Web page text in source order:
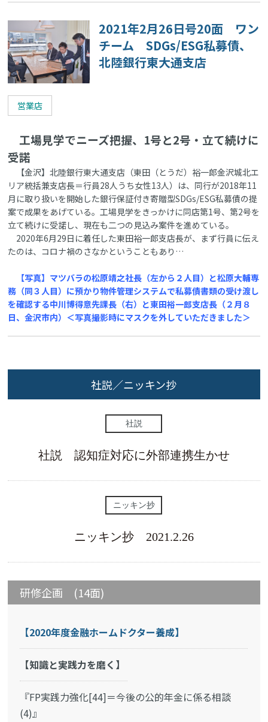
2021年2月26日号20面 ワン
チーム SDGs/ESG私募債、
北陸銀行東大通支店
営業店
工場見学でニーズ把握、1号と2号・立て続けに
受諾
【金沢】北陸銀行東大通支店（東田（とうだ）裕一郎金沢城北エ
リア統括兼支店長＝行員28人うち女性13人）は、同行が2018年11
月に取り扱いを開始した銀行保証付き寄贈型SDGs/ESG私募債の提
案で成果をあげている。工場見学をきっかけに同店第1号、第2号を
立て続けに受諾し、現在も二つの見込み案件を進めている。
2020年6月29日に着任した東田裕一郎支店長が、まず行員に伝え
たのは、コロナ禍のさなかということもあり…
【写真】マツバラの松原靖之社長（左から２人目）と松原大輔専
務（同３人目）に預かり物件管理システムで私募債書類の受け渡し
を確認する中川博得意先課長（右）と東田裕一郎支店長（２月８
日、金沢市内）＜写真撮影時にマスクを外していただきました＞
社説／ニッキン抄
社説
社説 認知症対応に外部連携生かせ
ニッキン抄
ニッキン抄 2021.2.26
研修企画 (14面)
【2020年度金融ホームドクター養成】
【知識と実践力を磨く】
『FP実践力強化[44]＝今後の公的年金に係る相談
(4)』